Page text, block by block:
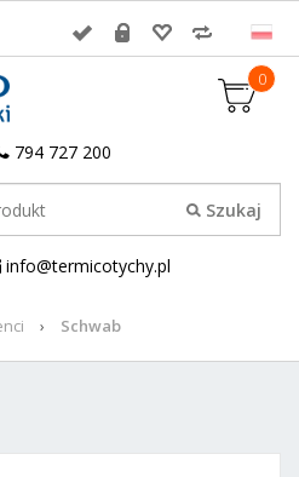
0
794 727 200
info@termicotychy.pl
Schwab